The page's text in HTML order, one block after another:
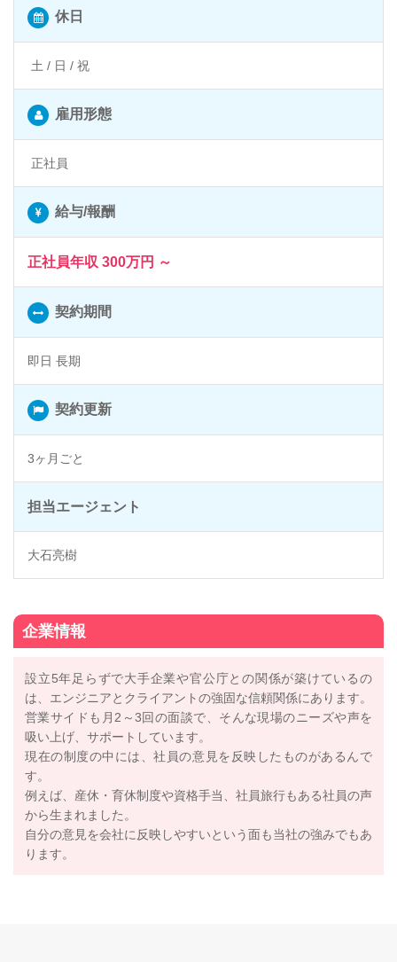
休日
土 / 日 / 祝
雇用形態
正社員
給与/報酬
正社員年収 300万円 ～
契約期間
即日 長期
契約更新
3ヶ月ごと
担当エージェント
大石亮樹
企業情報
設立5年足らずで大手企業や官公庁との関係が築けているの
は、エンジニアとクライアントの強固な信頼関係にあります。
営業サイドも月2～3回の面談で、そんな現場のニーズや声を
吸い上げ、サポートしています。
現在の制度の中には、社員の意見を反映したものがあるんで
す。
例えば、産休・育休制度や資格手当、社員旅行もある社員の声
から生まれました。
自分の意見を会社に反映しやすいという面も当社の強みでもあ
ります。